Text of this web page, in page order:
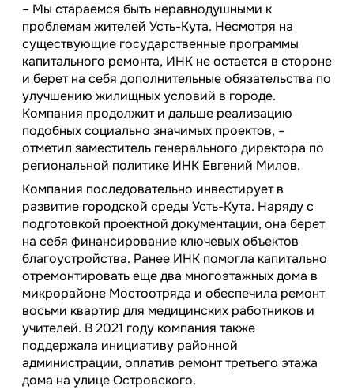
– Мы стараемся быть неравнодушными к
проблемам жителей Усть-Кута. Несмотря на
существующие государственные программы
капитального ремонта, ИНК не остается в стороне
и берет на себя дополнительные обязательства по
улучшению жилищных условий в городе.
Компания продолжит и дальше реализацию
подобных социально значимых проектов, –
отметил заместитель генерального директора по
региональной политике ИНК Евгений Милов.
Компания последовательно инвестирует в
развитие городской среды Усть-Кута. Наряду с
подготовкой проектной документации, она берет
на себя финансирование ключевых объектов
благоустройства. Ранее ИНК помогла капитально
отремонтировать еще два многоэтажных дома в
микрорайоне Мостоотряда и обеспечила ремонт
восьми квартир для медицинских работников и
учителей. В 2021 году компания также
поддержала инициативу районной
администрации, оплатив ремонт третьего этажа
дома на улице Островского.